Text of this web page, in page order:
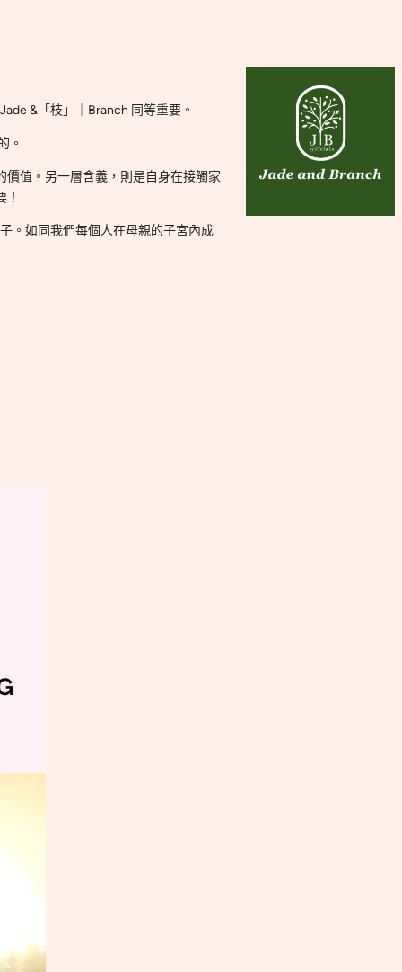
&「枝」｜Branch 同等重要。
。
值。另一層含義，則是自身在接觸家
。如同我們每個人在母親的子宮內成